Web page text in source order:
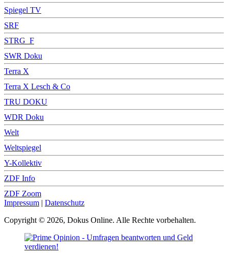
Spiegel TV
SRF
STRG_F
SWR Doku
Terra X
Terra X Lesch & Co
TRU DOKU
WDR Doku
Welt
Weltspiegel
Y-Kollektiv
ZDF Info
ZDF Zoom
Impressum | Datenschutz
Copyright © 2026, Dokus Online. Alle Rechte vorbehalten.